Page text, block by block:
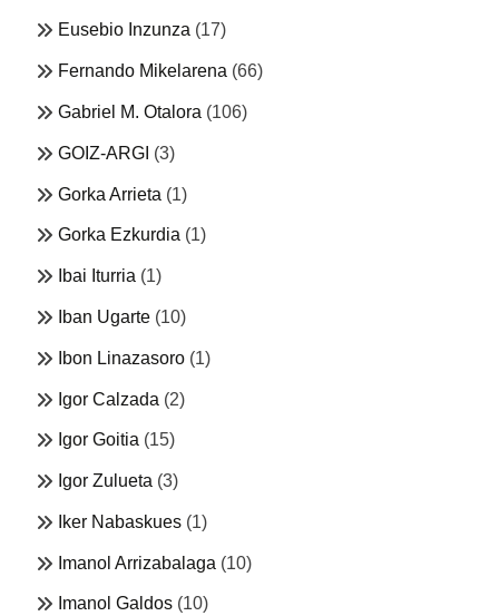
Eusebio Inzunza (17)
Fernando Mikelarena (66)
Gabriel M. Otalora (106)
GOIZ-ARGI (3)
Gorka Arrieta (1)
Gorka Ezkurdia (1)
Ibai Iturria (1)
Iban Ugarte (10)
Ibon Linazasoro (1)
Igor Calzada (2)
Igor Goitia (15)
Igor Zulueta (3)
Iker Nabaskues (1)
Imanol Arrizabalaga (10)
Imanol Galdos (10)